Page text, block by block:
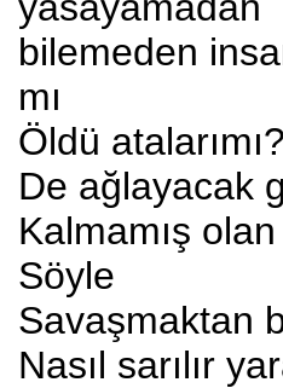
bilemeden
mı
Öldü
De ağlayacak
Kalmamış olan
Söyle
Savaşmaktan
Nasıl sarılır